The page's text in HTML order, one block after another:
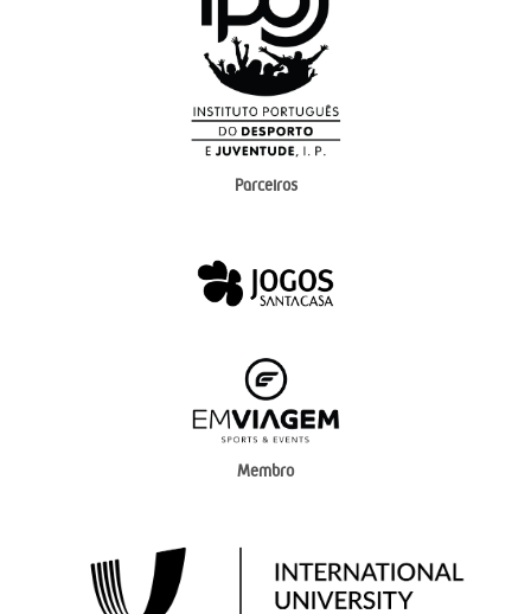
Parceiros
Membro